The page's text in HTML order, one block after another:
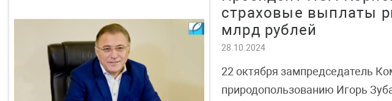
страховые выплаты
млрд рублей
28.10.2024
22 октября зампредседатель
природопользованию Игорь